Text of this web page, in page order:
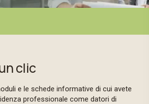
clic
e le schede informative di cui avete
professionale come datori di